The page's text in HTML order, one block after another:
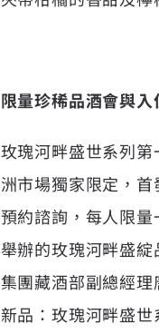
限量珍稀品酒會與
玫瑰河畔盛世系列
洲市場獨家限定，
預約諮詢，每人限
舉辦的玫瑰河畔盛
集團藏酒部副總經
新品：玫瑰河畔盛